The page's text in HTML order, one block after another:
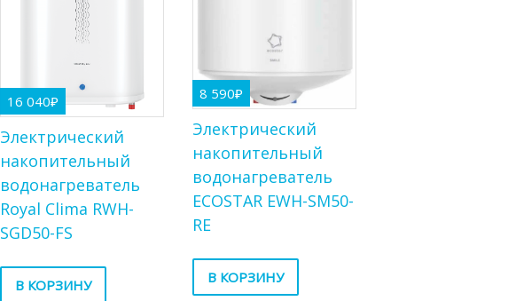
16 040₽
Электрический
накопительный
водонагреватель
Royal Clima RWH-
SGD50-FS
В КОРЗИНУ
8 590₽
Электрический
накопительный
водонагреватель
ECOSTAR EWH-SM50-
RE
В КОРЗИНУ